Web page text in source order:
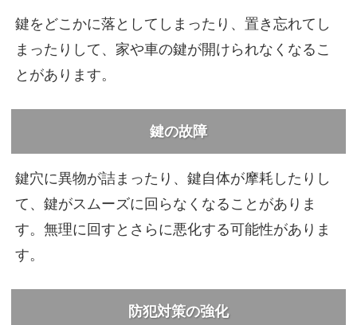
鍵をどこかに落としてしまったり、置き忘れてし
まったりして、家や車の鍵が開けられなくなるこ
とがあります。
鍵の故障
鍵穴に異物が詰まったり、鍵自体が摩耗したりし
て、鍵がスムーズに回らなくなることがありま
す。無理に回すとさらに悪化する可能性がありま
す。
防犯対策の強化